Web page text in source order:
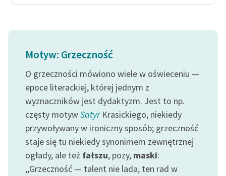
Kolekcje edukacyjne
do domeny publicznej,
Starego Testamentu
Odkurzamy bohaterów
Szkoła Poezji Wolnych
O nas
Kontakt
O projekcie
Motyw: Grzeczność
O grzeczności mówiono wiele w oświeceniu —
epoce literackiej, której jednym z
wyznaczników jest dydaktyzm. Jest to np.
częsty motywSatyrKrasickiego, niekiedy
przywoływany w ironiczny sposób; grzeczność
staje się tu niekiedy synonimem zewnętrznej
ogłady, ale też fałszu, pozy, maski:
,,Grzeczność — talent nie lada, ten rad w